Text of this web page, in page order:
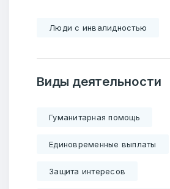
Люди с инвалидностью
Виды деятельности
Гуманитарная помощь
Единовременные выплаты
Защита интересов